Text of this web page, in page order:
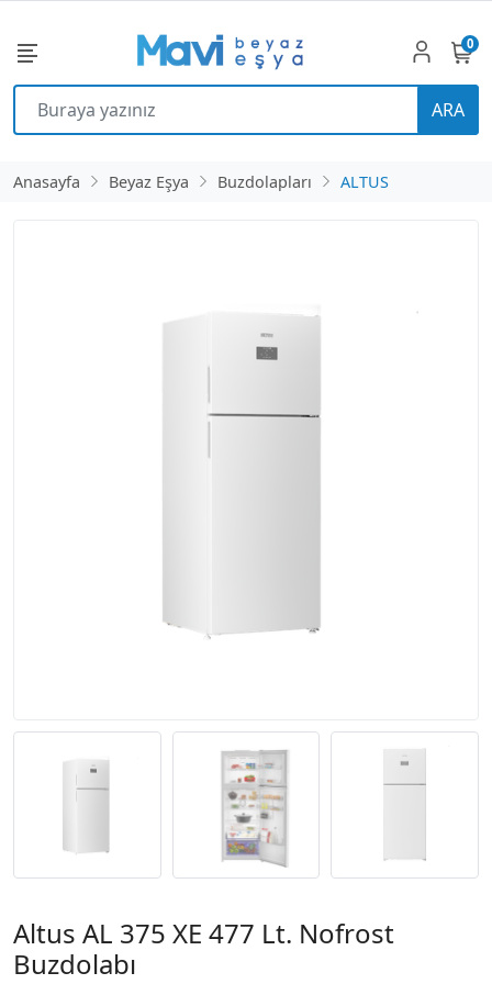
ARA
0
Anasayfa Beyaz Eşya Buzdolapları ALTUS
Altus AL 375 XE 477 Lt. Nofrost
Buzdolabı